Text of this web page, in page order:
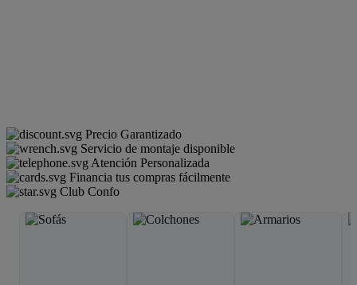
Precio Garantizado
Servicio de montaje disponible
Atención Personalizada
Financia tus compras fácilmente
Club Confo